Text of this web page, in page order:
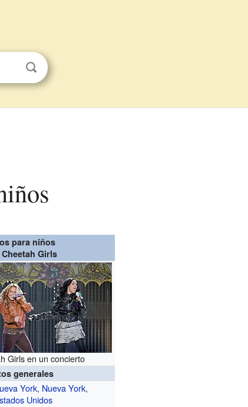
para niños
Cheetah Girls
Girls en un concierto
generales
York, Nueva York,
Unidos